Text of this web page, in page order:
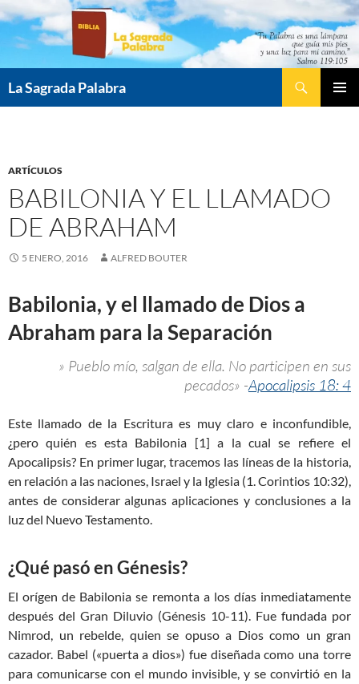
Saltar
contenido
La Sagrada Palabra
ARTÍCULOS
BABILONIA Y EL LLAMADO
DE ABRAHAM
5 ENERO, 2016 ALFRED BOUTER
Babilonia, y el llamado de Dios a
Abraham para la Separación
» Pueblo mío, salgan de ella. No participen en sus
pecados» -Apocalipsis 18: 4
Este llamado de la Escritura es muy claro e inconfundible,
¿pero quién es esta Babilonia [1] a la cual se refiere el
Apocalipsis? En primer lugar, tracemos las líneas de la historia,
en relación a las naciones, Israel y la Iglesia (1. Corintios 10:32),
antes de considerar algunas aplicaciones y conclusiones a la
luz del Nuevo Testamento.
¿Qué pasó en Génesis?
El orígen de Babilonia se remonta a los días inmediatamente
después del Gran Diluvio (Génesis 10-11). Fue fundada por
Nimrod, un rebelde, quien se opuso a Dios como un gran
cazador. Babel («puerta a dios») fue diseñada como una torre
para comunicarse con el mundo invisible, y se convirtió en la